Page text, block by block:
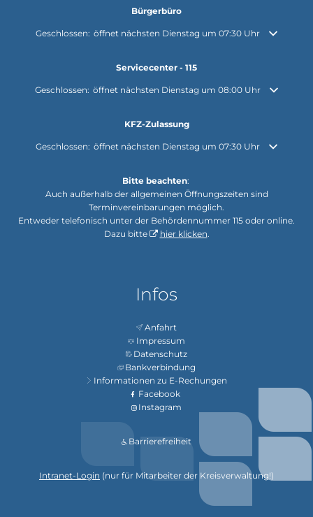
Bürgerbüro
Klicken, um weitere Öffnungs- oder Schließzeiten auszublenden
Geschlossen: öffnet nächsten Dienstag um 07:30 Uhr
Servicecenter - 115
Klicken, um weitere Öffnungs- oder Schließzeiten auszublenden
Geschlossen: öffnet nächsten Dienstag um 08:00 Uhr
KFZ-Zulassung
Klicken, um weitere Öffnungs- oder Schließzeiten auszublenden
Geschlossen: öffnet nächsten Dienstag um 07:30 Uhr
Bitte beachten:
Auch außerhalb der allgemeinen Öffnungszeiten sind
Terminvereinbarungen möglich.
Entweder telefonisch unter der Behördennummer 115 oder online.
Dazu bitte
hier klicken.
Infos
Anfahrt
Impressum
Datenschutz
Bankverbindung
Informationen zu E-Rechungen
Facebook
Instagram
Barrierefreiheit
Intranet-Login (nur für Mitarbeiter der Kreisverwaltung!)